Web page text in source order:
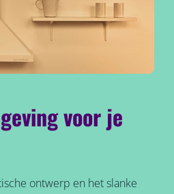
voor je
ontwerp en het slanke